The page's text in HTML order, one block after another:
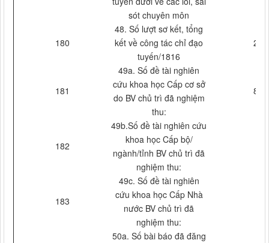
sót chuyên môn
180
48. Số lượt sơ kết, tổng
kết về công tác chỉ đạo
tuyến/1816
2
181
49a. Số đề tài nghiên
cứu khoa học Cấp cơ sở
do BV chủ trì đã nghiệm
thu:
8
182
49b.Số đề tài nghiên cứu
khoa học Cấp bộ/
ngành/tỉnh BV chủ trì đã
nghiệm thu:
183
49c. Số đề tài nghiên
cứu khoa học Cấp Nhà
nước BV chủ trì đã
nghiệm thu:
50a. Số bài báo đã đăng